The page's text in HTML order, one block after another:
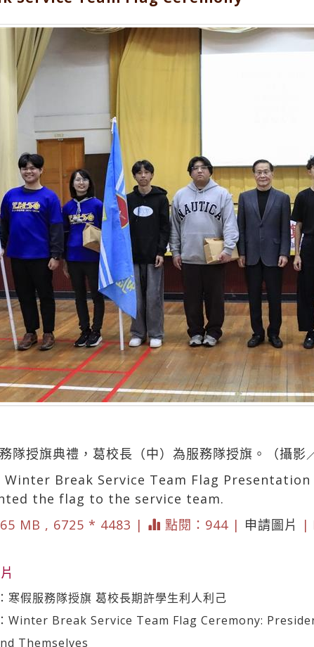
隊授旗典禮，葛校長（中）為服務隊授旗。（攝影
Break Service Team Flag
the flag to the service team.
MB , 6725 * 4483 |
點閱：944 | 申請圖片 |
寒假服務隊授旗 葛校長期許學生利人利己
Winter Break Service Team Flag Ceremony:
Themselves